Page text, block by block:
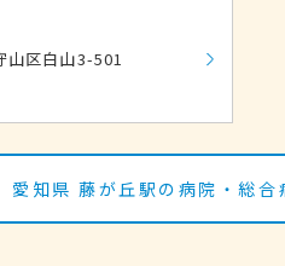
山区白山3-501
愛知県 藤が丘駅の病院・総合